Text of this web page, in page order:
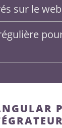
sur le web